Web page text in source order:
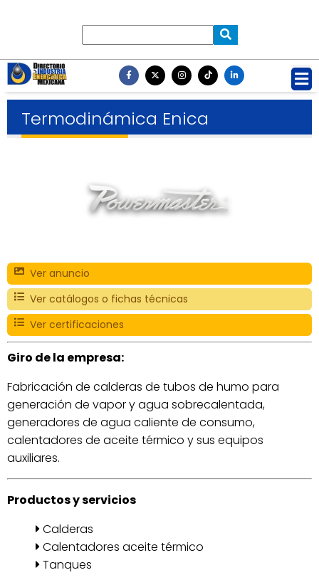
Termodinámica Enica
Ver anuncio
Ver catálogos o fichas técnicas
Ver certificaciones
Giro de la empresa:
Fabricación de calderas de tubos de humo para
generación de vapor y agua sobrecalentada,
generadores de agua caliente de consumo,
calentadores de aceite térmico y sus equipos
auxiliares.
Productos y servicios
Calderas
Calentadores aceite térmico
Tanques